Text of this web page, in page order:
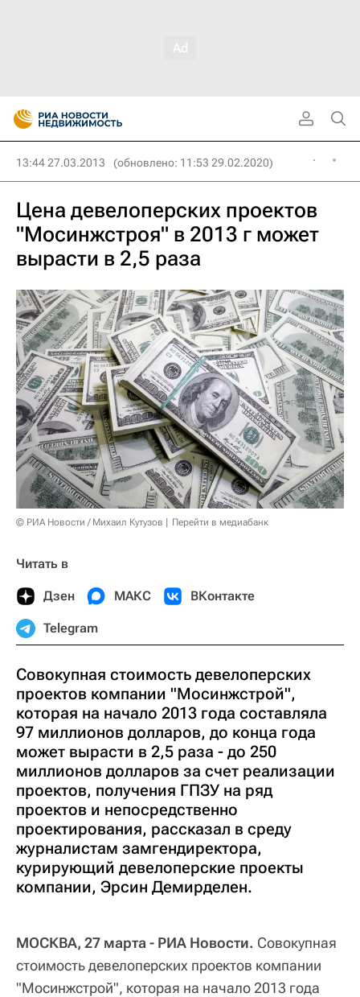
13:44 27.03.2013 (обновлено: 11:53 29.02.2020)
Цена девелоперских проектов
"Мосинжстроя" в 2013 г может
вырасти в 2,5 раза
© РИА Новости / Михаил Кутузов Перейти в медиабанк
Читать в
Дзен МАКС ВКонтакте
Telegram
Совокупная стоимость девелоперских
проектов компании "Мосинжстрой",
которая на начало 2013 года составляла
97 миллионов долларов, до конца года
может вырасти в 2,5 раза - до 250
миллионов долларов за счет реализации
проектов, получения ГПЗУ на ряд
проектов и непосредственно
проектирования, рассказал в среду
журналистам замгендиректора,
курирующий девелоперские проекты
компании, Эрсин Демирделен.
МОСКВА, 27 марта - РИА Новости. Совокупная
стоимость девелоперских проектов компании
"Мосинжстрой", которая на начало 2013 года